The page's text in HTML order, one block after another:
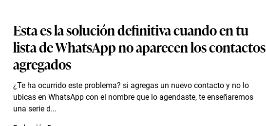
Esta es la solución definitiva cuando en tu
lista de WhatsApp no aparecen los contactos
agregados
¿Te ha ocurrido este problema? si agregas un nuevo contacto y no lo
ubicas en WhatsApp con el nombre que lo agendaste, te enseñaremos
una serie d...